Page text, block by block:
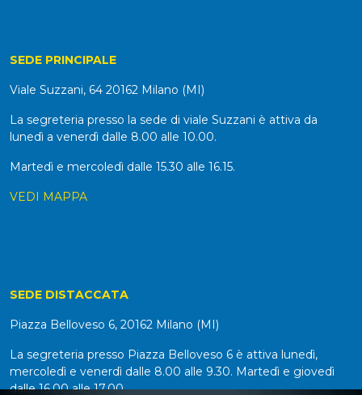
SEDE PRINCIPALE
Viale Suzzani, 64 20162 Milano (MI)
La segreteria presso la sede di viale Suzzani è attiva da
lunedì a venerdì dalle 8.00 alle 10.00.
Martedì e mercoledì dalle 15.30 alle 16.15.
VEDI MAPPA
SEDE DISTACCATA
Piazza Belloveso 6, 20162 Milano (MI)
La segreteria presso Piazza Belloveso 6 è attiva lunedì,
mercoledì e venerdì dalle 8.00 alle 9.30. Martedì e giovedì
dalle 16.00 alle 17.00.